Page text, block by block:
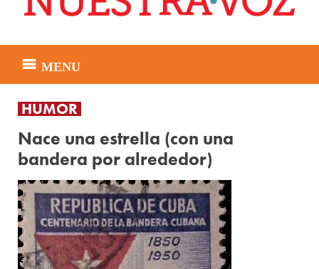
MENU
HUMOR
Nace una estrella (con una
bandera por alrededor)